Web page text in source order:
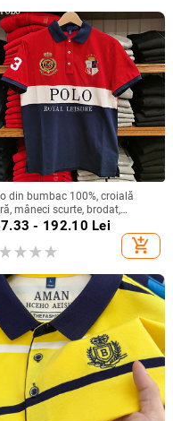
din bumbac 100%, croială
mâneci scurte, brodat,
evacuează umezeala
- 192.10 Lei
add_shopping_cart